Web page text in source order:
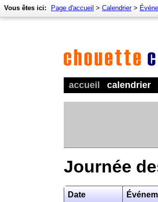
accueil calendrier
Vous êtes ici: Page d'accueil > Calendrier>
Journée
Date